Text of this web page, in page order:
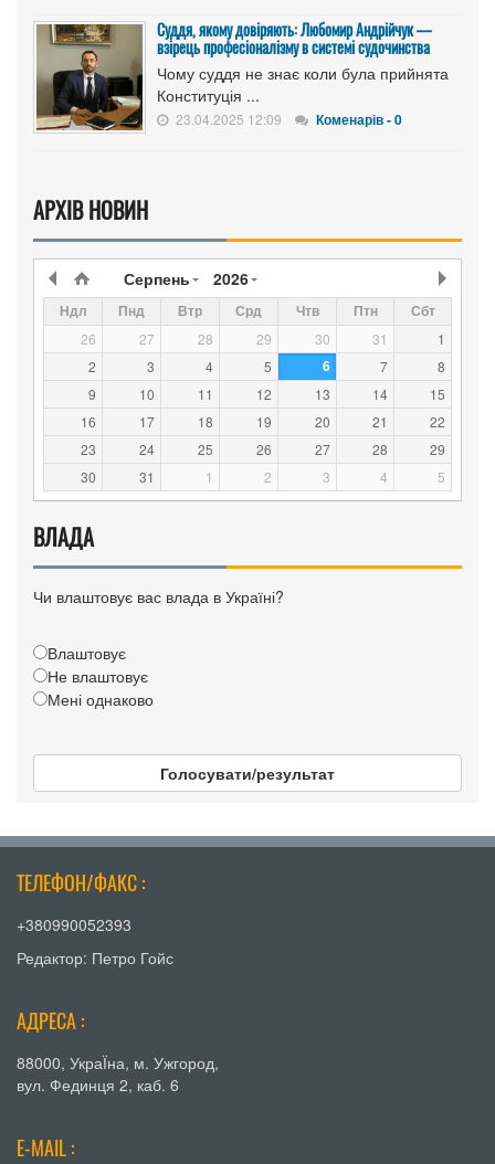
Суддя, якому довіряють: Любомир Андрійчук —
взірець професіоналізму в системі судочинства
Чому суддя не знає коли була прийнята
Конституція ...
23.04.2025 12:09 Коменарів - 0
АРХІВ НОВИН
Серпень 2026
Ндл Пнд Втр Срд Чтв Птн Сбт
26 27 28 29 30 31
1
2
3 4 5 6 7
8
9
10 11 12 13 14
15
16
17 18 19 20 21
22
23
24 25 26 27 28
29
30
31 1 2 3 4 5
ВЛАДА
Чи влаштовує вас влада в Україні?
Влаштовує
Не влаштовує
Мені однаково
Голосувати/результат
ТЕЛЕФОН/ФАКС :
+380990052393
Редактор: Петро Гойс
АДРЕСА :
88000, УкраЇна, м. Ужгород,
вул. Фединця 2, каб. 6
E-MAIL :